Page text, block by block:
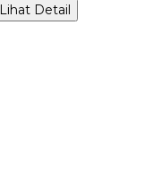
Lihat Detail